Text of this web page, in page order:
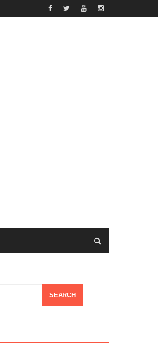
SEARCH